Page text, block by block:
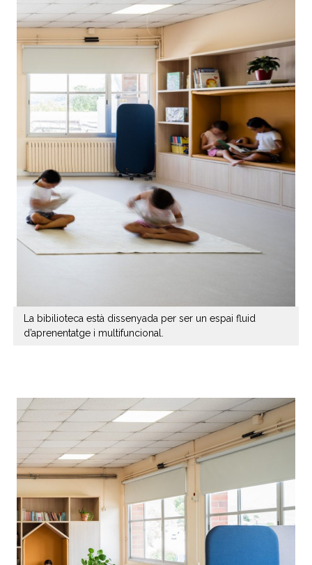
La bibilioteca està dissenyada per ser un espai fluid
d’aprenentatge i multifuncional.